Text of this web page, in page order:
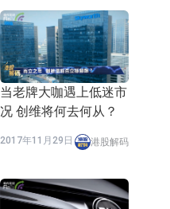
当老牌大咖遇上低迷市
况 创维将何去何从？
2017年11月29日 港股解码